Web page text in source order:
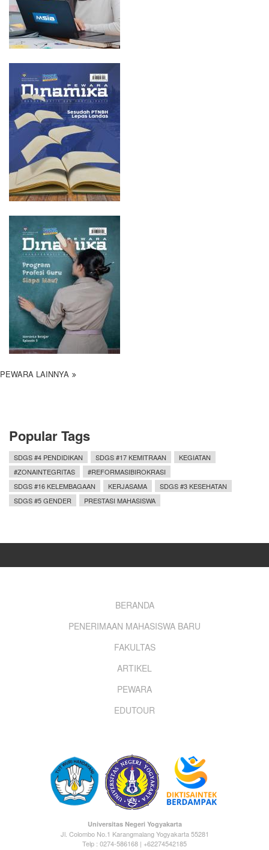
PEWARA LAINNYA
Popular Tags
SDGS #4 PENDIDIKAN SDGS #17 KEMITRAAN
KEGIATAN
#ZONAINTEGRITAS
#REFORMASIBIROKRASI
SDGS #16 KELEMBAGAAN
KERJASAMA
SDGS #3 KESEHATAN
SDGS #5 GENDER
PRESTASI MAHASISWA
BERANDA
PENERIMAAN MAHASISWA BARU
FAKULTAS
ARTIKEL
PEWARA
EDUTOUR
Universitas Negeri Yogyakarta
Jl. Colombo No.1 Karangmalang Yogyakarta 55281
Telp : 0274-586168 | +62274542185